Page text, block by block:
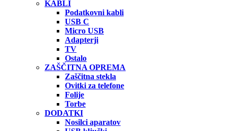
KABLI
Podatkovni kabli
USB C
Micro USB
Adapterji
TV
Ostalo
ZAŠČITNA OPREMA
Zaščitna stekla
Ovitki za telefone
Folije
Torbe
DODATKI
Nosilci aparatov